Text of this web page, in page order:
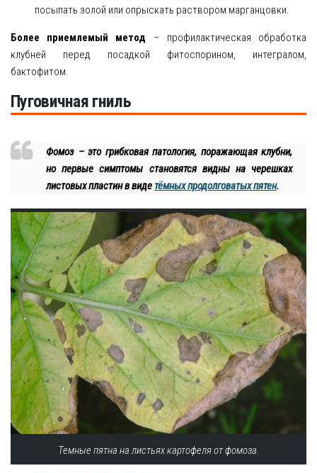
посыпать золой или опрыскать раствором марганцовки.
Более приемлемый метод – профилактическая обработка
клубней перед посадкой фитоспорином, интегралом,
бактофитом.
Пуговичная гниль
Фомоз – это грибковая патология, поражающая клубни,
но первые симптомы становятся видны на черешках
листовых пластин в видетёмных продолговатых пятен.
Темные пятна на листьях картофеля от фомоза.